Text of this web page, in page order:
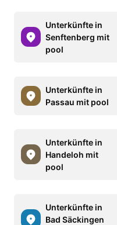
Unterkünfte in
Senftenberg mit
pool
Unterkünfte in
Passau mit pool
Unterkünfte in
Handeloh mit
pool
Unterkünfte in
Bad Säckingen